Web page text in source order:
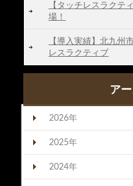
【タッチレスラクテ
場！
【導入実績】北九州
レスラクティブ
ア
2026年
2025年
2024年